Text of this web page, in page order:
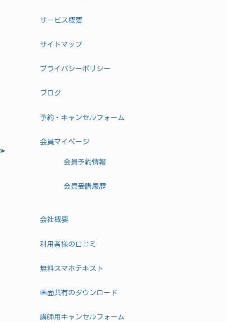
サービス概要
サイトマップ
プライバシーポリシー
ブログ
予約・キャンセルフォーム
会員マイページ
会員予約情報
会員受講履歴
会社概要
利用者様の口コミ
無料スマホテキスト
画面共有のダウンロード
講師用キャンセルフォーム